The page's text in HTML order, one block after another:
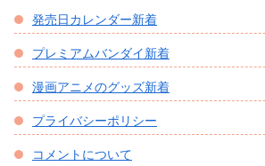
発売日カレンダー新着
プレミアムバンダイ新着
漫画アニメのグッズ新着
プライバシーポリシー
コメントについて